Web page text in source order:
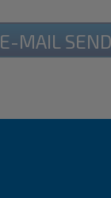
E-MAIL